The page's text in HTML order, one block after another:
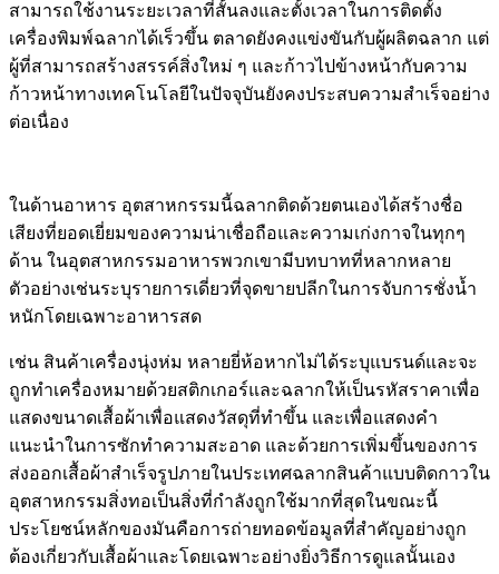
สามารถใช้งานระยะเวลาที่สั้นลงและตั้งเวลาในการติดตั้ง
เครื่องพิมพ์ฉลากได้เร็วขึ้น ตลาดยังคงแข่งขันกับผู้ผลิตฉลาก แต่
ผู้ที่สามารถสร้างสรรค์สิ่งใหม่ ๆ และก้าวไปข้างหน้ากับความ
ก้าวหน้าทางเทคโนโลยีในปัจจุบันยังคงประสบความสำเร็จอย่าง
ต่อเนื่อง
ในด้านอาหาร อุตสาหกรรมนี้ฉลากติดด้วยตนเองได้สร้างชื่อ
เสียงที่ยอดเยี่ยมของความน่าเชื่อถือและความเก่งกาจในทุกๆ
ด้าน ในอุตสาหกรรมอาหารพวกเขามีบทบาทที่หลากหลาย
ตัวอย่างเช่นระบุรายการเดี่ยวที่จุดขายปลีกในการจับการชั่งน้ำ
หนักโดยเฉพาะอาหารสด
เช่น สินค้าเครื่องนุ่งห่ม หลายยี่ห้อหากไม่ได้ระบุแบรนด์และจะ
ถูกทำเครื่องหมายด้วยสติกเกอร์และฉลากให้เป็นรหัสราคาเพื่อ
แสดงขนาดเสื้อผ้าเพื่อแสดงวัสดุที่ทำขึ้น และเพื่อแสดงคำ
แนะนำในการซักทำความสะอาด และด้วยการเพิ่มขึ้นของการ
ส่งออกเสื้อผ้าสำเร็จรูปภายในประเทศฉลากสินค้าแบบติดกาวใน
อุตสาหกรรมสิ่งทอเป็นสิ่งที่กำลังถูกใช้มากที่สุดในขณะนี้
ประโยชน์หลักของมันคือการถ่ายทอดข้อมูลที่สำคัญอย่างถูก
ต้องเกี่ยวกับเสื้อผ้าและโดยเฉพาะอย่างยิ่งวิธีการดูแลนั้นเอง